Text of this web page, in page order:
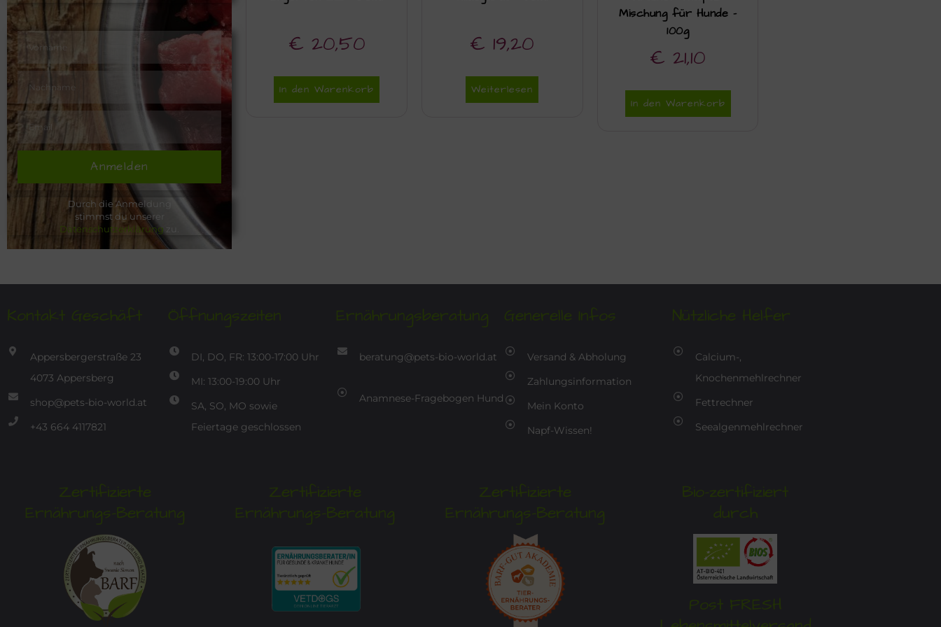
Anmelden
Durch die Anmeldung
stimmst du unserer
Datenschutzerklärung zu.
€ 20,50
In den Warenkorb
€ 19,20
Weiterlesen
Mischung für Hunde –
100g
€ 21,10
In den Warenkorb
Kontakt Geschäft
Appersbergerstraße 23
4073 Appersberg
shop@pets-bio-world.at
+43 664 4117821
Öffnungszeiten
DI, DO, FR: 13:00-17:00 Uhr
MI: 13:00-19:00 Uhr
SA, SO, MO sowie
Feiertage geschlossen
Ernährungsberatung
beratung@pets-bio-world.at
Anamnese-Fragebogen Hund
Generelle Infos
Versand & Abholung
Zahlungsinformation
Mein Konto
Napf-Wissen!
Nützliche Helfer
Calcium-,
Knochenmehlrechner
Fettrechner
Seealgenmehlrechner
Zertifizierte
Ernährungs-Beratung
Zertifizierte
Ernährungs-Beratung
Zertifizierte
Ernährungs-Beratung
Bio-zertifiziert
durch
Post FRESH